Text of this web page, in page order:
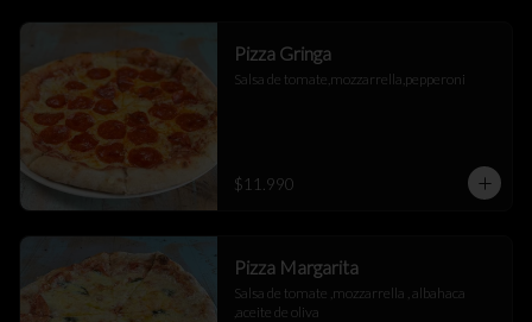
Pizza Gringa
Salsa de tomate,mozzarrella,pepperoni
$11.990
Pizza Margarita
Salsa de tomate ,mozzarrella , albahaca
,aceite de oliva